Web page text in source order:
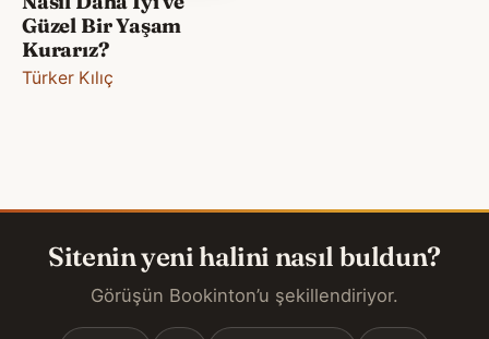
Güzel Bir Yaşam
Kurarız?
Türker Kılıç
Sitenin yeni halini nasıl buldun?
Görüşün Bookinton’u şekillendiriyor.